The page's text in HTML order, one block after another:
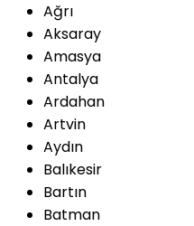
Ağrı
Aksaray
Amasya
Antalya
Ardahan
Artvin
Aydın
Balıkesir
Bartın
Batman